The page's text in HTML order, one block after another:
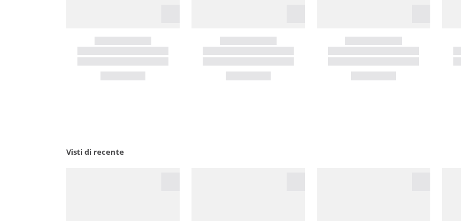
Visti di recente